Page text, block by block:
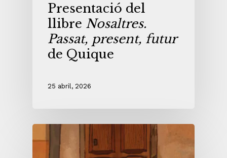
Presentació del
llibre Nosaltres.
Passat, present, futur
de Quique
25 abril, 2026